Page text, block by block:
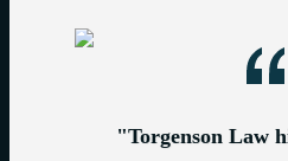
"Torgenson Law